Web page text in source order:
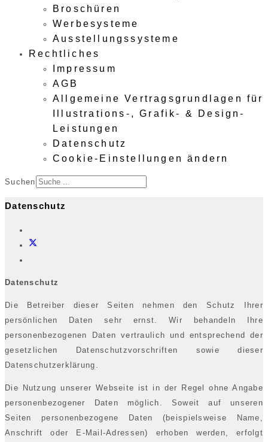
Broschüren
Werbesysteme
Ausstellungssysteme
Rechtliches
Impressum
AGB
Allgemeine Vertragsgrundlagen für
Illustrations-, Grafik- & Design-
Leistungen
Datenschutz
Cookie-Einstellungen ändern
Suchen
Datenschutz
Datenschutz
Die Betreiber dieser Seiten nehmen den Schutz Ihrer
persönlichen Daten sehr ernst. Wir behandeln Ihre
personenbezogenen Daten vertraulich und entsprechend der
gesetzlichen Datenschutzvorschriften sowie dieser
Datenschutzerklärung.
Die Nutzung unserer Webseite ist in der Regel ohne Angabe
personenbezogener Daten möglich. Soweit auf unseren
Seiten personenbezogene Daten (beispielsweise Name,
Anschrift oder E-Mail-Adressen) erhoben werden, erfolgt